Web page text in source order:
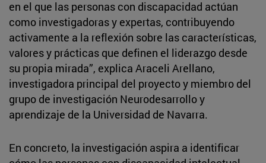
en el que las personas con discapacidad actúan
como investigadoras y expertas, contribuyendo
activamente a la reflexión sobre las características,
valores y prácticas que definen el liderazgo desde
su propia mirada”, explica Araceli Arellano,
investigadora principal del proyecto y miembro del
grupo de investigación Neurodesarrollo y
aprendizaje de la Universidad de Navarra.
En concreto, la investigación aspira a identificar